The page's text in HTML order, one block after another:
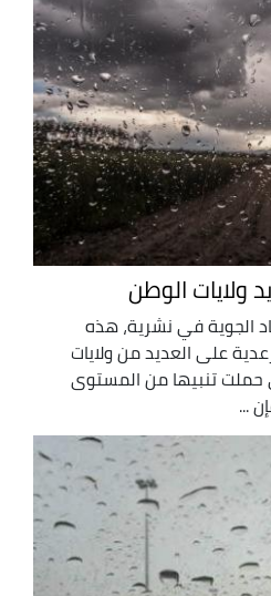
الوطن
الجوية في نشرية، هذه
على العديد من ولايات
تنبيها من المستوى